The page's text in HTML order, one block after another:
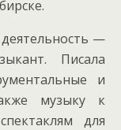
—
Писала
и
музыку к
для